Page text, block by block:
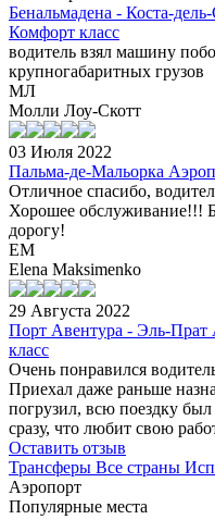
Бенальмадена - Коста-
Комфорт класс
водитель взял машину
крупногабаритных грузов
МЛ
Молли Лоу-Скотт
03 Июля 2022
Пальма-де-Мальорка
Отличное спасибо,
Хорошее обслуживание!!!
дорогу!
EM
Elena Maksimenko
29 Августа 2022
Порт Авентура - Эль-Прат
класс
Очень понравился
Приехал даже раньше
погрузил, всю поездку
сразу, что любит свою
Оставить отзыв
Трансферы Все страны
Аэропорт
Популярные места